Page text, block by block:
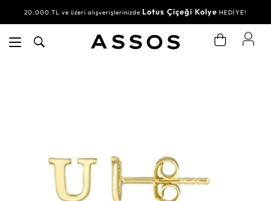
20.000 TL ve üzeri alışverişlerinizde Lotus Çiçeği Kolye HEDİYE!